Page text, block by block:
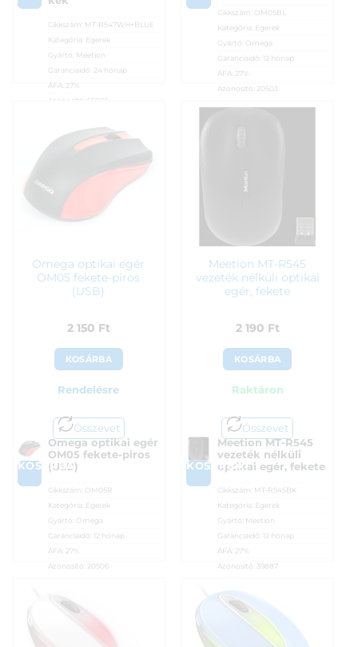
Cikkszám: MT-R547WH+BLUE
Kategória: Egerek
Gyártó: Meetion
Garanciaidő:
24 hónap
ÁFA:
27%
Azonosító: 56085
Cikkszám: OM05BL
Kategória: Egerek
Gyártó: Omega
Garanciaidő: 12 hónap
ÁFA:
27%
Azonosító:
20503
Omega optikai egér
OM05 fekete-piros
(USB)
2 150 Ft
KOSÁRBA
Rendelésre
Összevet
KOSÁRBA
Omega optikai egér
OM05 fekete-piros
(USB)
Cikkszám: OM05R
Kategória: Egerek
Gyártó: Omega
Garanciaidő: 12 hónap
ÁFA:
27%
Azonosító:
20506
Meetion MT-R545
vezeték nélküli optikai
egér, fekete
2 190 Ft
KOSÁRBA
Raktáron
Összevet
KOSÁRBA
Meetion MT-R545
vezeték nélküli
optikai egér, fekete
Cikkszám: MT-R545BK
Kategória: Egerek
Gyártó: Meetion
Garanciaidő: 12 hónap
ÁFA:
27%
Azonosító:
39887
2 190